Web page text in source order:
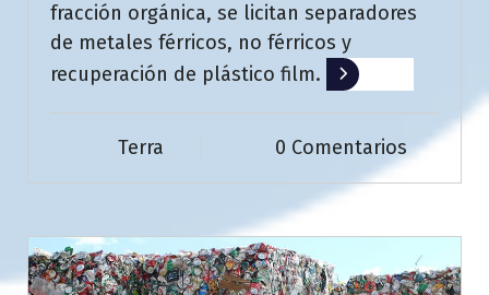
fracción orgánica, se licitan separadores
de metales férricos, no férricos y
recuperación de plástico film.
Leer más
Terra 0 Comentarios